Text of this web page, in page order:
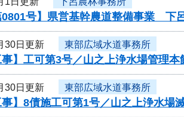
0801号】県営基幹農道整備事業
30日更新 東部広域水道事務所
事】工可第3号／山之上浄水場管理
30日更新 東部広域水道事務所
事】8債施工可第1号／山之上浄水場